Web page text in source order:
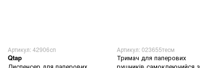
Артикул: 42906сп
Qtap
Артикул: 023655тесм
Тримач для паперових